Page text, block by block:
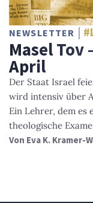
NEWSLETTER
Masel Tov
April
Der Staat Israel
wird intensiv über
Ein Lehrer, dem es
theologische
Von Eva K. Kramer-